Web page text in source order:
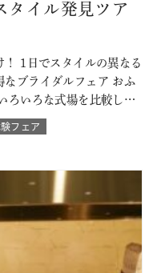
タイル発見ツア
1日でスタイルの異なる
なブライダルフェア おふ
ろいろな式場を比較した
ない方！にもおすすめな
に、空の雰囲気を感じ
フェア